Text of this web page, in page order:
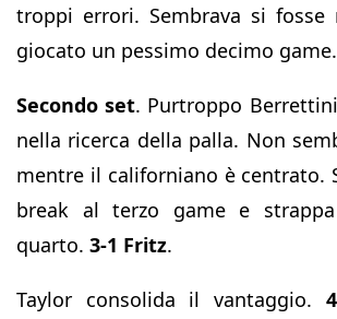
troppi errori. Sembrava si fosse
giocato un pessimo decimo game.
Secondo set. Purtroppo
nella ricerca della palla. Non
mentre il californiano è centrato.
break al terzo game e
quarto. 3-1 Fritz.
Taylor consolida il vantaggio.